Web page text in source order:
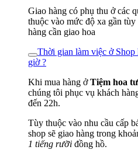
Giao hàng có phụ thu ở các
thuộc vào mức độ xa gần
hàng cần giao hoa
Thời gian làm việc ở
giờ ?
Khi mua hàng ởTiệm hoa
chúng tôi phục vụ khách
đến 22h.
Tùy thuộc vào nhu cầu cấp
shop sẽ giao hàng trong
1 tiếng rưỡi đồng hồ.